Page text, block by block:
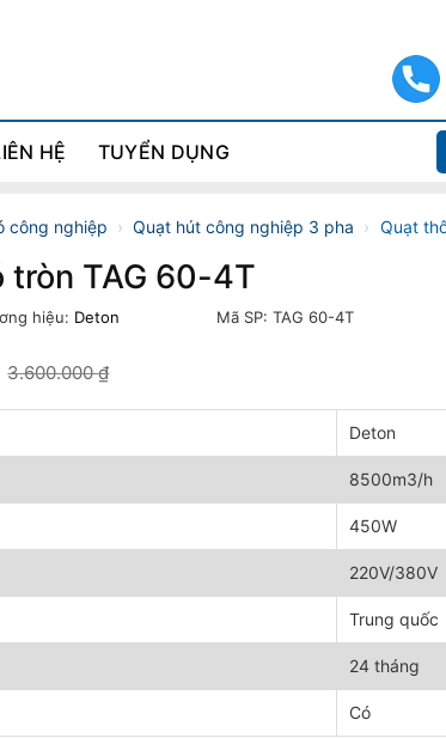
HỆ TUYỂN DỤNG
công nghiệp › Quạt hút công nghiệp 3 pha › Quạt
tròn TAG 60-4T
hiệu: Deton Mã SP: TAG 60-4T
3.600.000₫
Deton
8500m3/h
450W
220V/380V
Trung quốc
24 tháng
Có